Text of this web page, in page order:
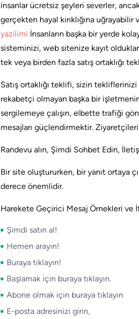
insanlar ücretsiz şeyleri severler,
gerçekten hayal kırıklığına
yazilimi İnsanların başka bir yerde
sisteminizi, web sitenize kayıt
tek veya birden fazla satış ortaklığı
Satış ortaklığı teklifi, sizin
rekabetçi olmayan başka bir
sergilemeye çalışın, elbette trafiği
mesajları güçlendirmektir.
Randevu alın, Şimdi Sohbet Edin,
Bir site oluştururken, bir yanıt ortaya
derece önemlidir.
Harekete Geçirici Mesaj Örnekleri ve
Şimdi satın al!
Hemen arayın!
Buraya tıklayın!
Başlamak için buraya tıklayın.
Abone olmak için buraya tıklayın
E-posta adresinizi girin,